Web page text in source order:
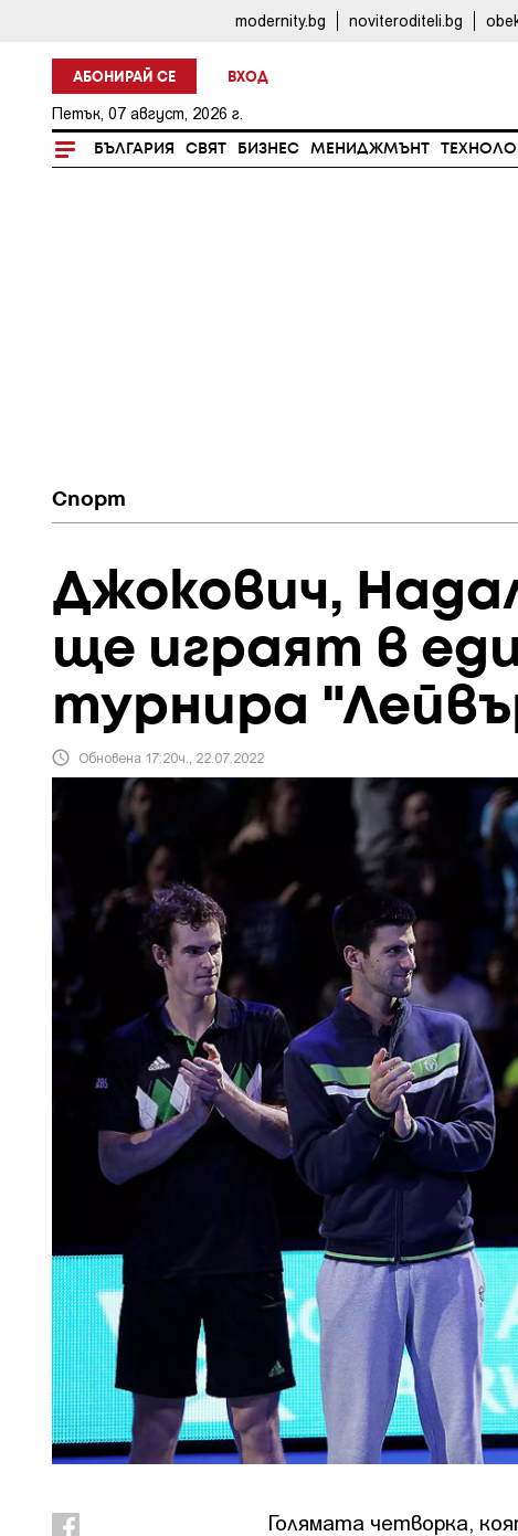
modernity.bg noviteroditeli.bg
АБОНИРАЙ СЕ ВХОД
Петък, 07 август, 2026 г.
БЪЛГАРИЯ СВЯТ БИЗНЕС МЕНИДЖМЪНТ
Спорт
Джокович,
ще играят в
турнира
Обновена 17:20ч., 22.07.2022
Голямата четворка,